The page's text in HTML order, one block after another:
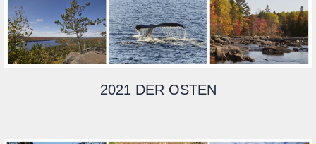
2021 DER OSTEN